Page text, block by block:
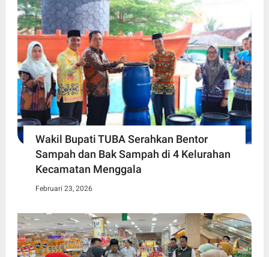
Wakil Bupati TUBA Serahkan Bentor
Sampah dan Bak Sampah di 4 Kelurahan
Kecamatan Menggala
Februari 23, 2026